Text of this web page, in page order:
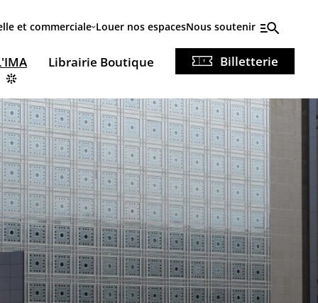
et commerciale Louer nos espacesNous soutenir
Librairie Boutique Billetterie